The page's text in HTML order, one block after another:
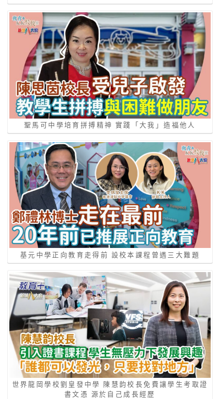
聖馬可中學培育拼搏精神 實踐「大我」造福他人
基元中學正向教育走得前 設校本課程曾遇三大難題
世界龍岡學校劉皇發中學 陳慧韵校長免費讓學生考取證
書文憑 源於自己成長經歷